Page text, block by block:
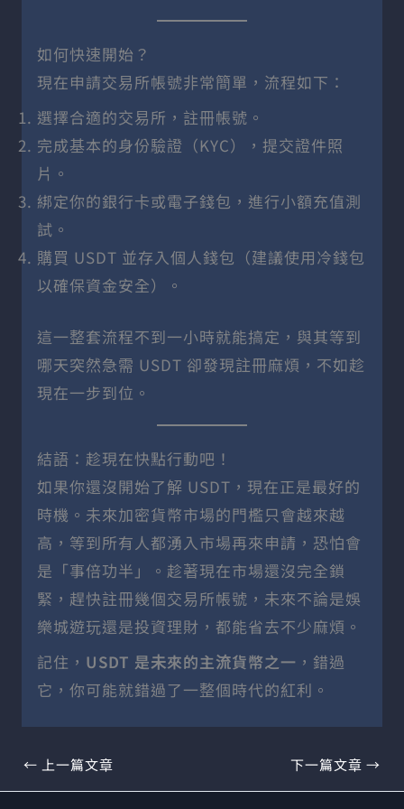
如何快速開始？
現在申請交易所帳號非常簡單，流程如下：
選擇合適的交易所，註冊帳號。
完成基本的身份驗證（KYC），提交證件照
片。
綁定你的銀行卡或電子錢包，進行小額充值測
試。
購買 USDT 並存入個人錢包（建議使用冷錢包
以確保資金安全）。
這一整套流程不到一小時就能搞定，與其等到
哪天突然急需 USDT 卻發現註冊麻煩，不如趁
現在一步到位。
結語：趁現在快點行動吧！
如果你還沒開始了解 USDT，現在正是最好的
時機。未來加密貨幣市場的門檻只會越來越
高，等到所有人都湧入市場再來申請，恐怕會
是「事倍功半」。趁著現在市場還沒完全鎖
緊，趕快註冊幾個交易所帳號，未來不論是娛
樂城遊玩還是投資理財，都能省去不少麻煩。
記住， USDT 是未來的主流貨幣之一 ，錯過
它，你可能就錯過了一整個時代的紅利。
← 上一篇文章 下一篇文章 →